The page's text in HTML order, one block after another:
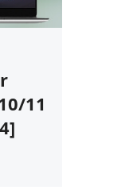
11